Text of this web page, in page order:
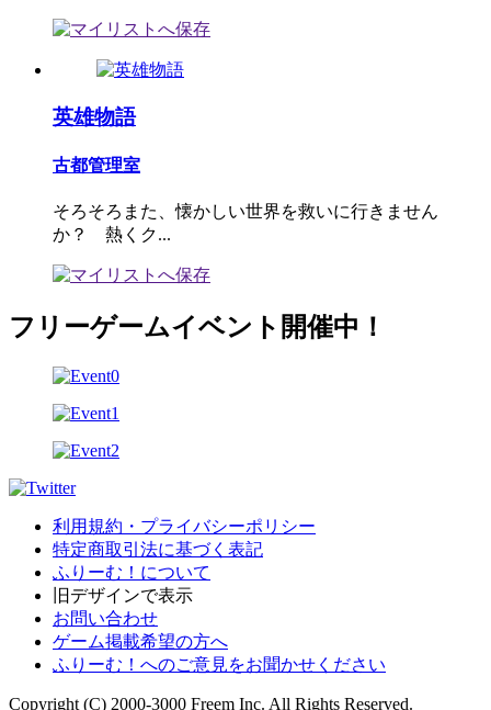
英雄物語
古都管理室
そろそろまた、懐かしい世界を救いに行きません
か？ 熱くク...
フリーゲームイベント開催中！
利用規約・プライバシーポリシー
特定商取引法に基づく表記
ふりーむ！について
旧デザインで表示
お問い合わせ
ゲーム掲載希望の方へ
ふりーむ！へのご意見をお聞かせください
Copyright (C) 2000-3000 Freem Inc. All Rights Reserved.